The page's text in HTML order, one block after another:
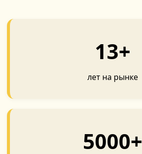
13+
лет на рынке
5000+